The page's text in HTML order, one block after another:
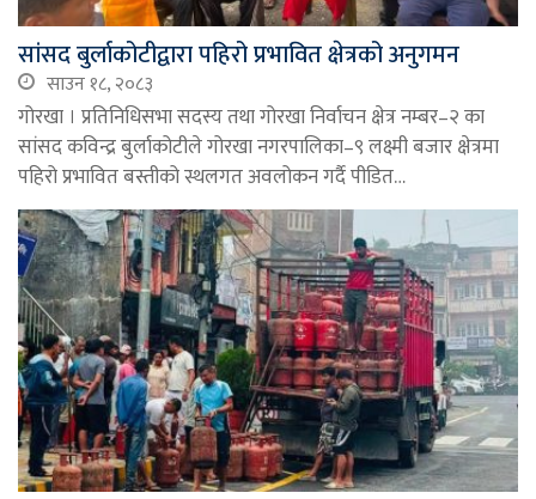
सांसद बुर्लाकोटीद्वारा पहिरो प्रभावित क्षेत्रको अनुगमन
साउन १८, २०८३
गोरखा । प्रतिनिधिसभा सदस्य तथा गोरखा निर्वाचन क्षेत्र नम्बर–२ का
सांसद कविन्द्र बुर्लाकोटीले गोरखा नगरपालिका–९ लक्ष्मी बजार क्षेत्रमा
पहिरो प्रभावित बस्तीको स्थलगत अवलोकन गर्दै पीडित…